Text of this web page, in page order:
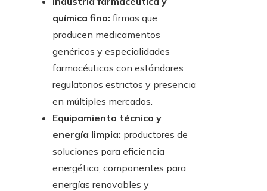
química fina: firmas que
producen medicamentos
genéricos y especialidades
farmacéuticas con estándares
regulatorios estrictos y presencia
en múltiples mercados.
Equipamiento técnico y
energía limpia: productores de
soluciones para eficiencia
energética, componentes para
energías renovables y